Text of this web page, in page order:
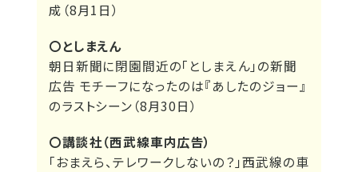
成（8月1日）
〇としまえん
朝日新聞に閉園間近の「としまえん」の新聞
広告 モチーフになったのは『あしたのジョー』
のラストシーン（8月30日）
〇講談社（西武線車内広告）
「おまえら、テレワークしないの？」西武線の車